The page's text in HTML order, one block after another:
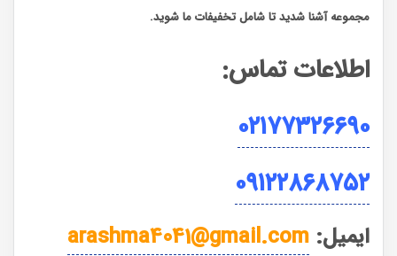
مجموعه آشنا شدید تا شامل تخفیفات ما شوید.
اطلاعات تماس:
۰۲۱۷۷۳۲۶۶۹۰
۰۹۱۲۲۸۶۸۷۵۲
ایمیل:
arashma4041@gmail.com